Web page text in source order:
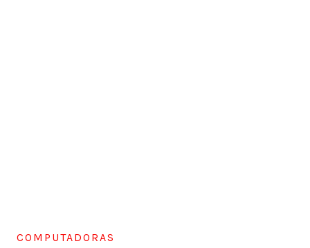
COMPUTADORAS